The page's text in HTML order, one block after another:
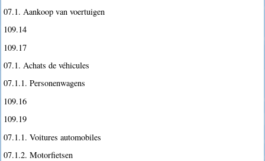
07.1. Aankoop van voertuigen
109.14
109.17
07.1. Achats de véhicules
07.1.1. Personenwagens
109.16
109.19
07.1.1. Voitures automobiles
07.1.2. Motorfietsen